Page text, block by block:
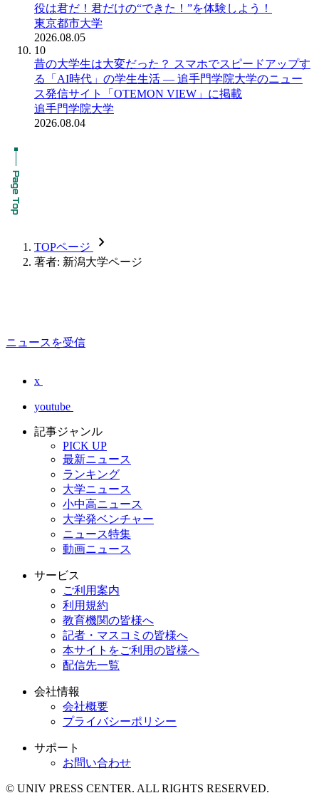
役は君だ！君だけの“できた！”を体験しよう！
東京都市大学
2026.08.05
10
昔の大学生は大変だった？ スマホでスピードアップす
る「AI時代」の学生生活 ― 追手門学院大学のニュー
ス発信サイト「OTEMON VIEW」に掲載
追手門学院大学
2026.08.04
TOPページ chevron_forward
著者: 新潟大学ページ
ニュースを受信
x
youtube
記事ジャンル
PICK UP
最新ニュース
ランキング
大学ニュース
小中高ニュース
大学発ベンチャー
ニュース特集
動画ニュース
サービス
ご利用案内
利用規約
教育機関の皆様へ
記者・マスコミの皆様へ
本サイトをご利用の皆様へ
配信先一覧
会社情報
会社概要
プライバシーポリシー
サポート
お問い合わせ
© UNIV PRESS CENTER. ALL RIGHTS RESERVED.